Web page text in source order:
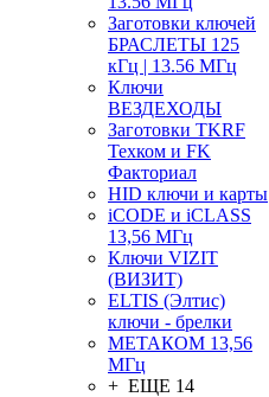
Заготовки ключей
БРАСЛЕТЫ 125
кГц | 13.56 МГц
Ключи
ВЕЗДЕХОДЫ
Заготовки TKRF
Техком и FK
Факториал
HID ключи и карты
iCODE и iCLASS
13,56 МГц
Ключи VIZIT
(ВИЗИТ)
ELTIS (Элтис)
ключи - брелки
МЕТАКОМ 13,56
МГц
+ ЕЩЕ 14